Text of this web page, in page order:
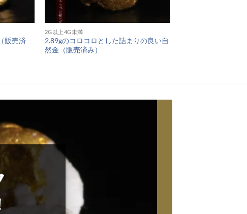
販売済
2G以上4G未満
2.89gのコロコロとした詰まりの良い自
然金（販売済み）